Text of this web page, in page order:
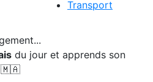
Transport
du jour et apprends son
🇲🇦